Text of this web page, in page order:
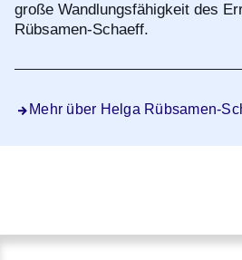
große Wandlungsfähigkeit des
Rübsamen-Schaeff.
Mehr über Helga Rübsamen-